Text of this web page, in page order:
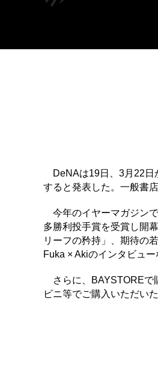
DeNAは19日、3月22日
すると発表した。一般書
今年のイヤーマガジン
多勝利投手賞を受賞し開
リーフの矜持」、期待の
Fuka × Akiのインタビュー
さらに、BAYSTOREで
ビニ等でご購入いただい